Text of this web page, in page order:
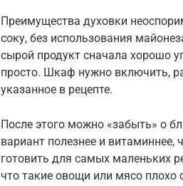
Преимущества духовки
соку, без использования
сырой продукт сначала хорошо
просто. Шкаф нужно включить,
указанное в рецепте.
После этого можно «забыть» о
вариант полезнее и
готовить для самых маленьких
что такие овощи или мясо